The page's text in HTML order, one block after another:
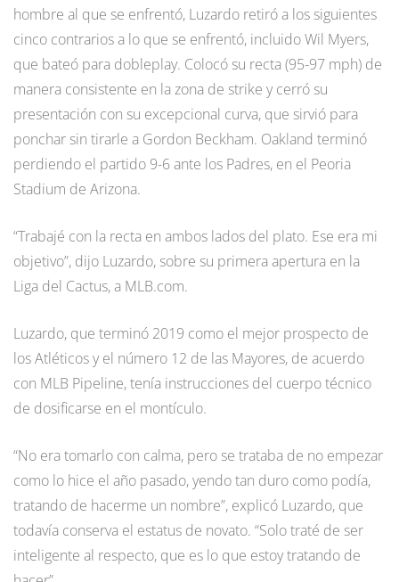
hombre al que se enfrentó, Luzardo retiró a los siguientes
cinco contrarios a lo que se enfrentó, incluido Wil Myers,
que bateó para dobleplay. Colocó su recta (95-97 mph) de
manera consistente en la zona de strike y cerró su
presentación con su excepcional curva, que sirvió para
ponchar sin tirarle a Gordon Beckham. Oakland terminó
perdiendo el partido 9-6 ante los Padres, en el Peoria
Stadium de Arizona.
“Trabajé con la recta en ambos lados del plato. Ese era mi
objetivo”, dijo Luzardo, sobre su primera apertura en la
Liga del Cactus, a MLB.com.
Luzardo, que terminó 2019 como el mejor prospecto de
los Atléticos y el número 12 de las Mayores, de acuerdo
con MLB Pipeline, tenía instrucciones del cuerpo técnico
de dosificarse en el montículo.
“No era tomarlo con calma, pero se trataba de no empezar
como lo hice el año pasado, yendo tan duro como podía,
tratando de hacerme un nombre”, explicó Luzardo, que
todavía conserva el estatus de novato. “Solo traté de ser
inteligente al respecto, que es lo que estoy tratando de